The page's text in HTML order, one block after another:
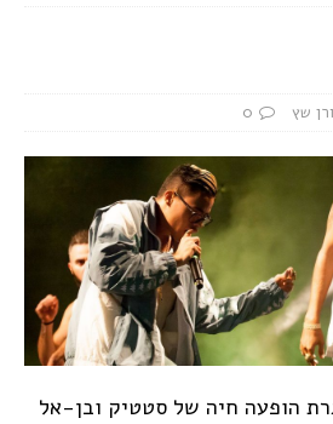
שץ 0
הופעה חיה של סטטיק ובן-אל